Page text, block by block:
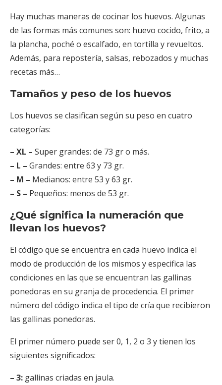
Hay muchas maneras de cocinar los huevos. Algunas
de las formas más comunes son: huevo cocido, frito, a
la plancha, poché o escalfado, en tortilla y revueltos.
Además, para repostería, salsas, rebozados y muchas
recetas más…
Tamaños y peso de los huevos
Los huevos se clasifican según su peso en cuatro
categorías:
– XL – Super grandes: de 73 gr o más.
– L – Grandes: entre 63 y 73 gr.
– M – Medianos: entre 53 y 63 gr.
– S – Pequeños: menos de 53 gr.
¿Qué significa la numeración que
llevan los huevos?
El código que se encuentra en cada huevo indica el
modo de producción de los mismos y especifica las
condiciones en las que se encuentran las gallinas
ponedoras en su granja de procedencia. El primer
número del código indica el tipo de cría que recibieron
las gallinas ponedoras.
El primer número puede ser 0, 1, 2 o 3 y tienen los
siguientes significados:
– 3: gallinas criadas en jaula.